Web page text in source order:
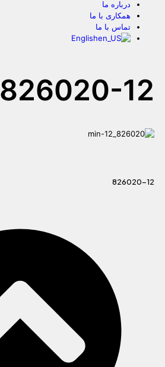
درباره ما
همکاری با ما
تماس با ما
English
826020-12
826020-12